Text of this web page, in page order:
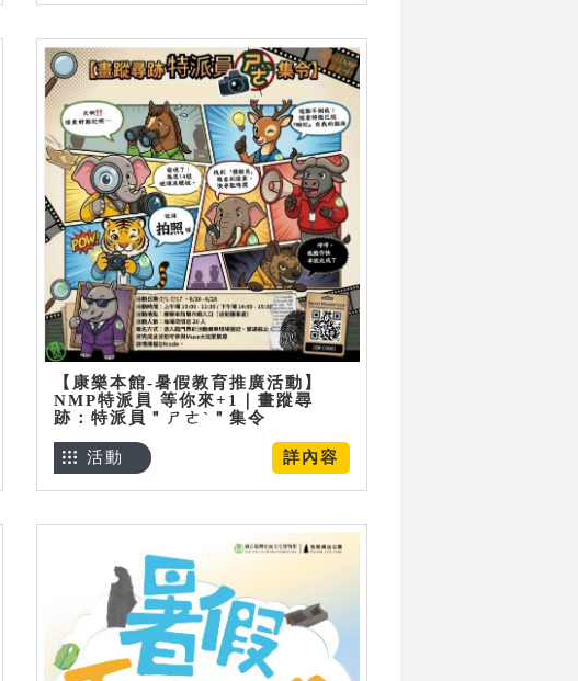
【康樂本館-暑假教育推廣活動】
NMP特派員 等你來+1｜畫蹤尋
跡：特派員＂ㄕㄜˋ＂集令
詳內容
活動